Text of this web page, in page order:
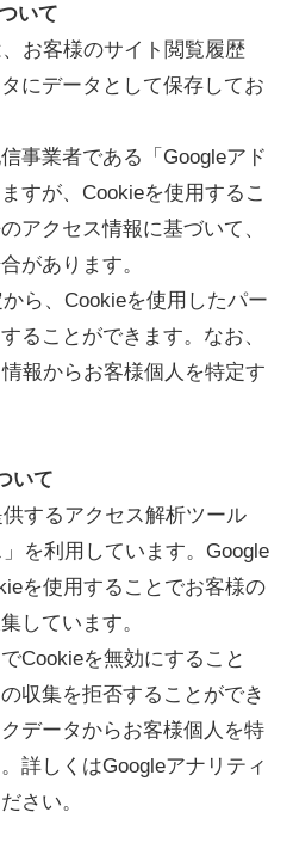
いて
お客様のサイト閲覧履歴
にデータとして保存してお
事業者である「Googleアド
すが、Cookieを使用するこ
アクセス情報に基づいて、
があります。
ら、Cookieを使用したパー
ることができます。なお、
報からお客様個人を特定す
いて
するアクセス解析ツール
」を利用しています。Google
を使用することでお客様の
しています。
Cookieを無効にすること
収集を拒否することができ
データからお客様個人を特
詳しくはGoogleアナリティ
さい。